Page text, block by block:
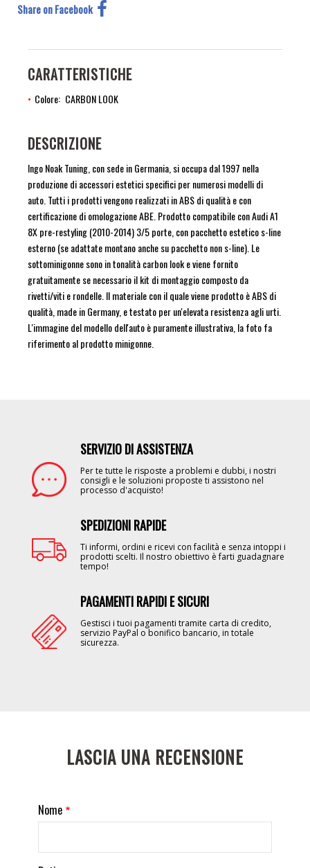
Share on Facebook
CARATTERISTICHE
Colore CARBON LOOK
DESCRIZIONE
Ingo Noak Tuning, con sede in Germania, si occupa dal 1997 nella
produzione di accessori estetici specifici per numerosi modelli di
auto. Tutti i prodotti vengono realizzati in ABS di qualità e con
certificazione di omologazione ABE. Prodotto compatibile con Audi A1
8X pre-restyling (2010-2014) 3/5 porte, con pacchetto estetico s-line
esterno (se adattate montano anche su pacchetto non s-line). Le
sottominigonne sono in tonalità carbon look e viene fornito
gratuitamente se necessario il kit di montaggio composto da
rivetti/viti e rondelle. Il materiale con il quale viene prodotto è ABS di
qualità, made in Germany, e testato per un'elevata resistenza agli urti.
L'immagine del modello dell'auto è puramente illustrativa, la foto fa
riferimento al prodotto minigonne.
SERVIZIO DI ASSISTENZA
Per te tutte le risposte a problemi e dubbi, i nostri
consigli e le soluzioni proposte ti assistono nel
processo d'acquisto!
SPEDIZIONI RAPIDE
Ti informi, ordini e ricevi con facilità e senza intoppi i
prodotti scelti. Il nostro obiettivo è farti guadagnare
tempo!
PAGAMENTI RAPIDI E SICURI
Gestisci i tuoi pagamenti tramite carta di credito,
servizio PayPal o bonifico bancario, in totale
sicurezza.
LASCIA UNA RECENSIONE
Nome